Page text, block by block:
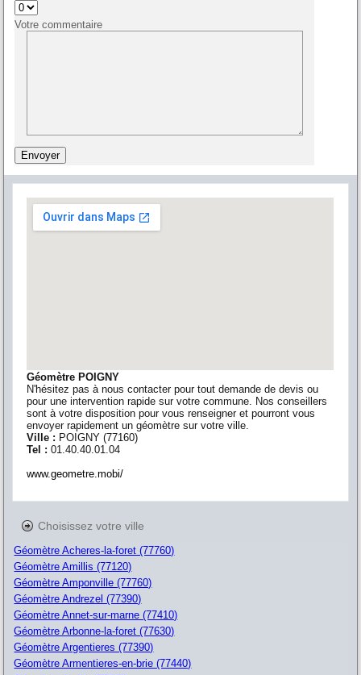
Votre commentaire
Géomètre POIGNY
N'hésitez pas à nous contacter pour tout demande de devis ou
pour une intervention rapide sur votre commune. Nos conseillers
sont à votre disposition pour vous renseigner et pourront vous
envoyer rapidement un géomètre sur votre ville.
Ville : POIGNY (77160)
Tel :01.40.40.01.04
www.geometre.mobi/
Choisissez votre ville
Géomètre Acheres-la-foret (77760)
Géomètre Amillis (77120)
Géomètre Amponville (77760)
Géomètre Andrezel (77390)
Géomètre Annet-sur-marne (77410)
Géomètre Arbonne-la-foret (77630)
Géomètre Argentieres (77390)
Géomètre Armentieres-en-brie (77440)